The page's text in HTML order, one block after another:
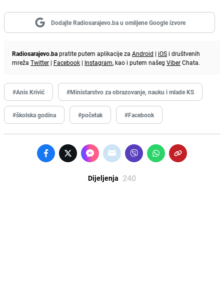
Dodajte Radiosarajevo.ba u omiljene Google izvore
Radiosarajevo.bapratite putem aplikacije za Android | iOS i društvenih
mreža Twitter | Facebook | Instagram, kao i putem našeg ViberChata.
#Anis Krivić #Ministarstvo za obrazovanje, nauku i mlade KS
#školska godina #početak #Facebook
Dijeljenja 240